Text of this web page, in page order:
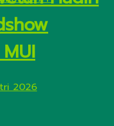
2026